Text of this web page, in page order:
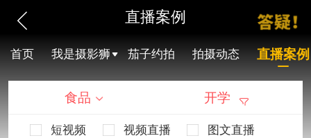
直播案例
首页 我是摄影狮 茄子约拍 拍摄动态 直播案例
食品 开学
短视频 视频直播
图文直播